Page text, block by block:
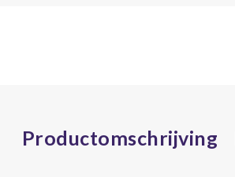
Productomschrijving